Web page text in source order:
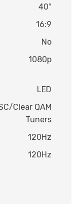
40″
16:9
No
1080p
LED
Clear QAM
Tuners
120Hz
120Hz